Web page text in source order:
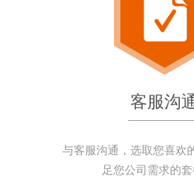
客服沟
与客服沟通，选取您喜欢
足您公司需求的